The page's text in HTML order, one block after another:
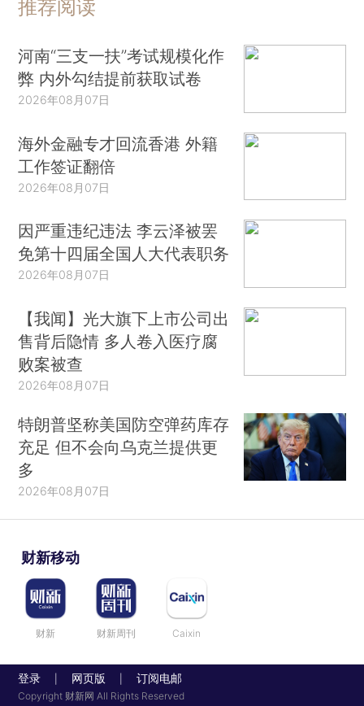
推荐阅读
河南“三支一扶”考试规模化作
弊 内外勾结提前获取试卷
2026年08月07日
海外金融专才回流香港 外籍
工作签证翻倍
2026年08月07日
因严重违纪违法 李云泽被罢
免第十四届全国人大代表职务
2026年08月07日
【我闻】光大旗下上市公司出
售背后隐情 多人卷入医疗腐
败案被查
2026年08月07日
特朗普坚称美国防空弹药库存
充足 但不会向乌克兰提供更
多
2026年08月07日
财新移动
财新 财新周刊 Caixin
登录 网页版 订阅电邮
Copyright 财新网 All Rights Reserved